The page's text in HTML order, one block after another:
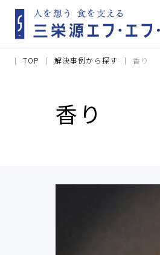
TOP 解決事例から探す 香り
香り